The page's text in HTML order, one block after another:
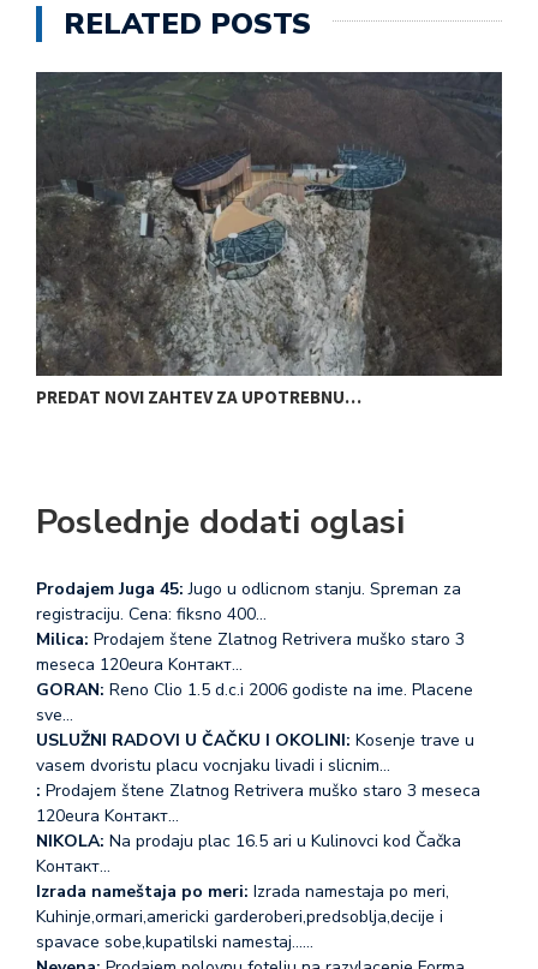
RELATED POSTS
PREDAT NOVI ZAHTEV ZA UPOTREBNU…
Poslednje dodati oglasi
Prodajem Juga 45: Jugo u odlicnom stanju. Spreman za
registraciju. Cena: fiksno 400…
Milica: Prodajem štene Zlatnog Retrivera muško staro 3
meseca 120eura Koнтакт…
GORAN: Reno Clio 1.5 d.c.i 2006 godiste na ime. Placene
sve…
USLUŽNI RADOVI U ČAČKU I OKOLINI: Kosenje trave u
vasem dvoristu placu vocnjaku livadi i slicnim…
: Prodajem štene Zlatnog Retrivera muško staro 3 meseca
120eura Koнтакт…
NIKOLA: Na prodaju plac 16.5 ari u Kulinovci kod Čačka
Koнтакт…
Izrada nameštaja po meri: Izrada namestaja po meri,
Kuhinje,ormari,americki garderoberi,predsoblja,decije i
spavace sobe,kupatilski namestaj...…